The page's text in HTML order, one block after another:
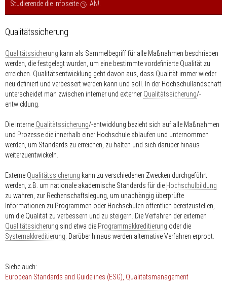
Studierende die Infoseite
AN!
Qualitätssicherung
Qualitätssicherung kann als Sammelbegriff für alle Maßnahmen beschrieben
werden, die festgelegt wurden, um eine bestimmte vordefinierte Qualität zu
erreichen. Qualitätsentwicklung geht davon aus, dass Qualität immer wieder
neu definiert und verbessert werden kann und soll. In der Hochschullandschaft
unterscheidet man zwischen interner und externer Qualitätssicherung/-
entwicklung.
Die interne Qualitätssicherung/-entwicklung bezieht sich auf alle Maßnahmen
und Prozesse die innerhalb einer Hochschule ablaufen und unternommen
werden, um Standards zu erreichen, zu halten und sich darüber hinaus
weiterzuentwickeln.
Externe Qualitätssicherung kann zu verschiedenen Zwecken durchgeführt
werden, z.B. um nationale akademische Standards für die Hochschulbildung
zu wahren, zur Rechenschaftslegung, um unabhängig überprüfte
Informationen zu Programmen oder Hochschulen öffentlich bereitzustellen,
um die Qualität zu verbessern und zu steigern. Die Verfahren der externen
Qualitätssicherung sind etwa die Programmakkreditierung oder die
Systemakkreditierung . Darüber hinaus werden alternative Verfahren erprobt.
Siehe auch:
European Standards and Guidelines (ESG) Qualitätsmanagement